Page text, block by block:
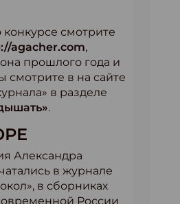
смотрите
agacher.com,
прошлого года и
смотрите в на сайте
в разделе
.
Александра
в журнале
в сборниках
России